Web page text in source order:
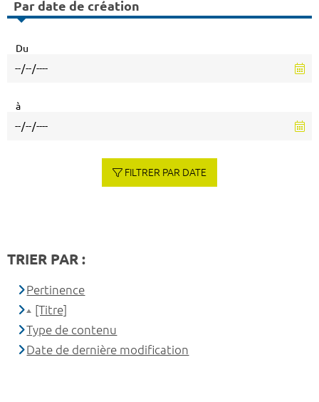
Par date de création
Du
à
FILTRER PAR DATE
TRIER PAR :
Pertinence
[Titre]
Type de contenu
Date de dernière modification